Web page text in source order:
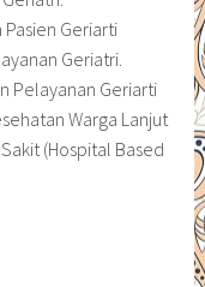
Geriarti
Geriatri.
Pelayanan Geriarti
Warga Lanjut
(Hospital Based